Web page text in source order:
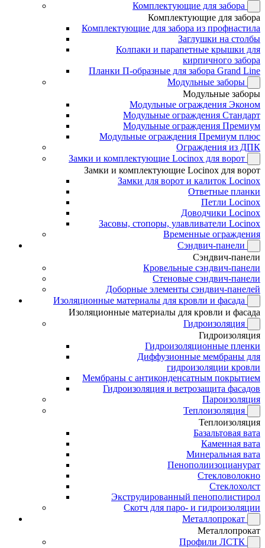
Комплектующие для забора
Комплектующие для забора
Комплектующие для забора из профнастила
Заглушки на столбы
Колпаки и парапетные крышки для
кирпичного забора
Планки П-образные для забора Grand Line
Модульные заборы
Модульные заборы
Модульные ограждения Эконом
Модульные ограждения Стандарт
Модульные ограждения Премиум
Модульные ограждения Премиум плюс
Ограждения из ДПК
Замки и комплектующие Locinox для ворот
Замки и комплектующие Locinox для ворот
Замки для ворот и калиток Locinox
Ответные планки
Петли Locinox
Доводчики Locinox
Засовы, стопоры, улавливатели Locinox
Временные ограждения
Сэндвич-панели
Сэндвич-панели
Кровельные сэндвич-панели
Стеновые сэндвич-панели
Доборные элементы сэндвич-панелей
Изоляционные материалы для кровли и фасада
Изоляционные материалы для кровли и фасада
Гидроизоляция
Гидроизоляция
Гидроизоляционные пленки
Диффузионные мембраны для
гидроизоляции кровли
Мембраны с антиконденсатным покрытием
Гидроизоляция и ветрозащита фасадов
Пароизоляция
Теплоизоляция
Теплоизоляция
Базальтовая вата
Каменная вата
Минеральная вата
Пенополиизоцианурат
Стекловолокно
Стеклохолст
Экструдированный пенополистирол
Скотч для паро- и гидроизоляции
Металлопрокат
Металлопрокат
Профили ЛСТК